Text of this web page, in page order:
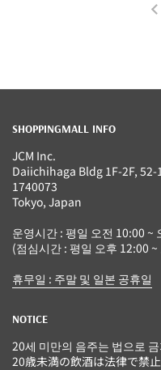
SHOPPINGMALL INFO
JCM Inc.
Daiichihaga Bldg 1F-2F,
1740073
Tokyo, Japan
운영시간 : 평일 오전 10:00 ~
(점심시간 : 평일 오후 12:00
휴무일 : 주말 및 일본 공휴일
NOTICE
20세 미만의 음주는 법으로
20歳未満の飲酒は法律で禁止